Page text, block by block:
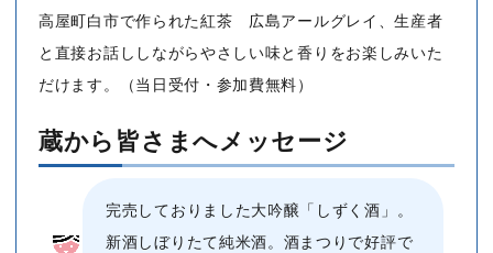
高屋町白市で作られた紅茶 広島アールグレイ、生産者
と直接お話ししながらやさしい味と香りをお楽しみいた
だけます。（当日受付・参加費無料）
蔵から皆さまへメッセージ
完売しておりました大吟醸「しずく酒」。
新酒しぼりたて純米酒。酒まつりで好評で